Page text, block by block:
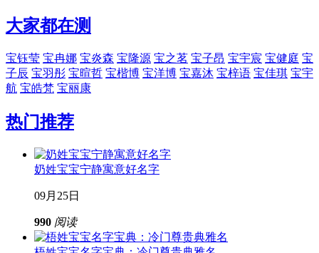
大家都在测
宝钰莹 宝冉娜 宝炎森 宝隆源 宝之茗 宝子昂 宝宇宸 宝健庭 宝
子辰 宝羽彤 宝暄哲 宝楷博 宝洋博 宝嘉沐 宝梓语 宝佳琪 宝宇
航 宝皓梵 宝丽康
热门推荐
奶姓宝宝宁静寓意好名字
09月25日
990 阅读